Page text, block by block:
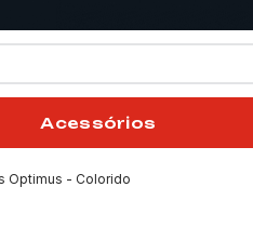
Acessórios
Optimus - Colorido